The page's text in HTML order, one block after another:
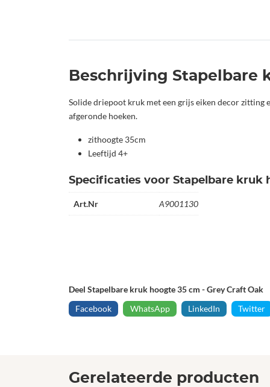
Beschrijving Stapelbare
Solide driepoot kruk met een grijs eiken decor zitting
afgeronde hoeken.
zithoogte 35cm
Leeftijd 4+
Specificaties voor Stapelbare kruk
Art.Nr A9001130
Deel Stapelbare kruk hoogte 35 cm - Grey Craft Oak
Facebook
WhatsApp LinkedIn Twitter
Gerelateerde producten